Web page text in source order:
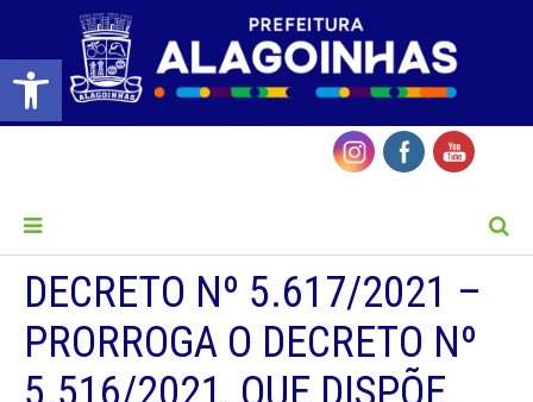
Barra de Ferramentas Aberta
DECRETO Nº 5.617/2021 –
PRORROGA O DECRETO Nº